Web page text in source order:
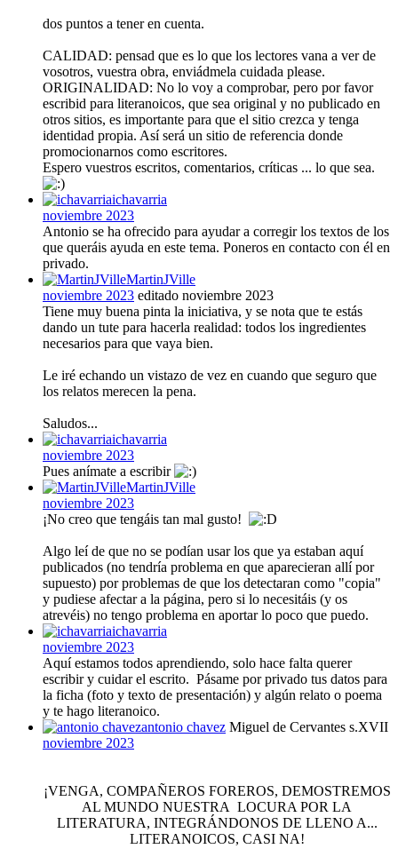
dos puntos a tener en cuenta.
CALIDAD: pensad que es lo que los lectores vana a ver de
vosotros, vuestra obra, enviádmela cuidada please.
ORIGINALIDAD: No lo voy a comprobar, pero por favor
escribid para literanoicos, que sea original y no publicado en
otros sitios, es importante para que el sitio crezca y tenga
identidad propia. Así será un sitio de referencia donde
promocionarnos como escritores.
Espero vuestros escritos, comentarios, críticas ... lo que sea.
ichavarria
noviembre 2023
Antonio se ha ofrecido para ayudar a corregir los textos de los
que queráis ayuda en este tema. Poneros en contacto con él en
privado.
MartinJVille
noviembre 2023 editado noviembre 2023
Tiene muy buena pinta la iniciativa, y se nota que te estás
dando un tute para hacerla realidad: todos los ingredientes
necesarios para que vaya bien.
Le iré echando un vistazo de vez en cuando que seguro que
los relatos merecen la pena.
Saludos...
ichavarria
noviembre 2023
Pues anímate a escribir
MartinJVille
noviembre 2023
¡No creo que tengáis tan mal gusto!
Algo leí de que no se podían usar los que ya estaban aquí
publicados (no tendría problema en que aparecieran allí por
supuesto) por problemas de que los detectaran como "copia"
y pudiese afectar a la página, pero si lo necesitáis (y os
atrevéis) no tengo problema en aportar lo poco que puedo.
ichavarria
noviembre 2023
Aquí estamos todos aprendiendo, solo hace falta querer
escribir y cuidar el escrito. Pásame por privado tus datos para
la ficha (foto y texto de presentación) y algún relato o poema
y te hago literanoico.
antonio chavez Miguel de Cervantes s.XVII
noviembre 2023
¡VENGA, COMPAÑEROS FOREROS, DEMOSTREMOS
AL MUNDO NUESTRA LOCURA POR LA
LITERATURA, INTEGRÁNDONOS DE LLENO A...
LITERANOICOS, CASI NA!